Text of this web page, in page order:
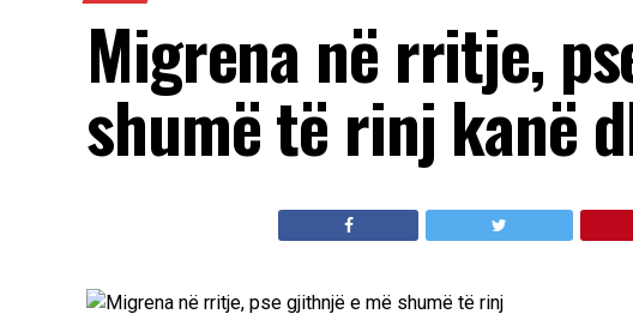
Migrena në rritje,
shumë të rinj kanë